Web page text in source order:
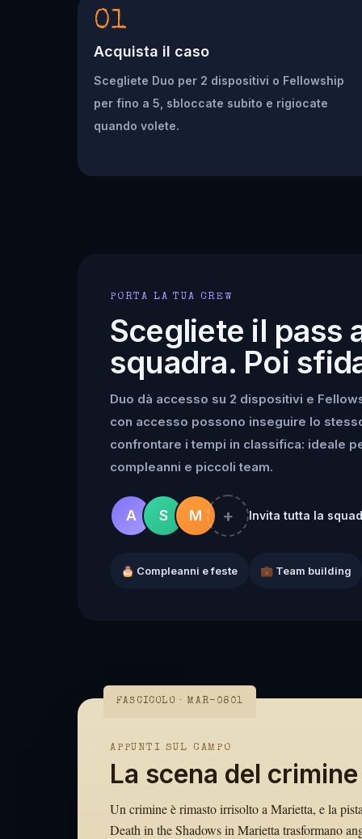
01
Acquista il caso
Scegliete Duo per 2 dispositivi o Fellowship
per fino a 5, sbloccate subito e rigiocate
quando volete.
PORTA LA TUA CREW
Scegliete il pass
squadra. Poi
Duo dà accesso su 2 dispositivi e
con accesso possono inseguire lo
confrontare i tempi in classifica: ideale
compleanni e piccoli team.
A S M + Invita tutta la
🎂 Compleanni e feste 💼 Team building
FASCICOLO · MAR-0801
APPUNTI SUL CAMPO
La scena del
Un crimine è rimasto irrisolto a Marietta, e la
Death in the Shadows in Marietta trasformano